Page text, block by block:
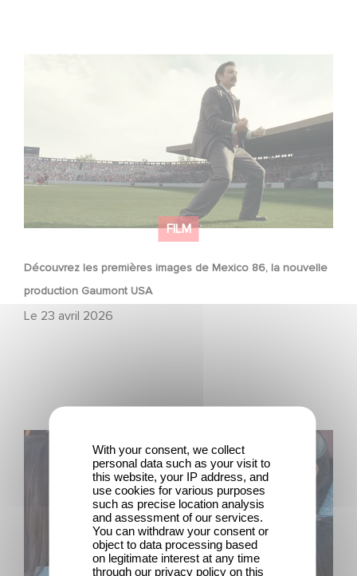
FILM
Découvrez les premières images de Mexico 86, la nouvelle
production Gaumont USA
Le 23 avril 2026
Découvrez les premières images de Mexico 86, la
nouvelle production Gaumont USA
L’Affaire Marie‑Claire en sélection officielle à Cannes
With your consent, we collect
personal data such as your visit to
this website, your IP address, and
use cookies for various purposes
such as precise location analysis
and assessment of our services.
You can withdraw your consent or
object to data processing based
on legitimate interest at any time
through our privacy policy on this